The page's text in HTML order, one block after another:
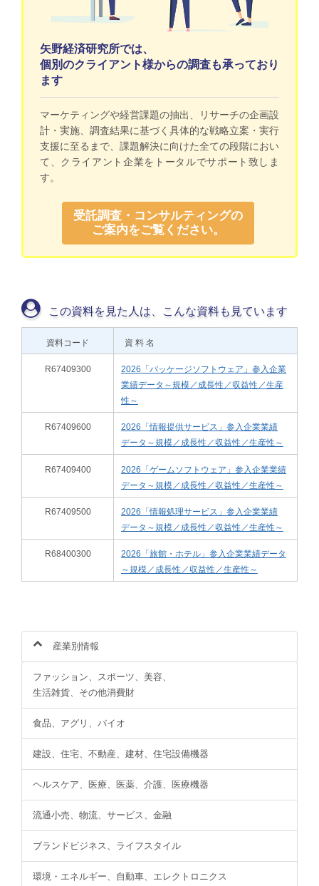
矢野経済研究所では、
個別のクライアント様からの調査も承っており
ます
マーケティングや経営課題の抽出、リサーチの企画設
計・実施、調査結果に基づく具体的な戦略立案・実行
支援に至るまで、課題解決に向けた全ての段階におい
て、クライアント企業をトータルでサポート致しま
す。
受託調査・コンサルティングの
ご案内をご覧ください。
この資料を見た人は、こんな資料も見ています
資料コード 資 料 名
R67409300
2026「パッケージソフトウェア」参入企業
業績データ～規模／成長性／収益性／生産
性～
R67409600
2026「情報提供サービス」参入企業業績
データ～規模／成長性／収益性／生産性～
R67409400
2026「ゲームソフトウェア」参入企業業績
データ～規模／成長性／収益性／生産性～
R67409500
2026「情報処理サービス」参入企業業績
データ～規模／成長性／収益性／生産性～
R68400300
2026「旅館・ホテル」参入企業業績データ
～規模／成長性／収益性／生産性～
産業別情報
ファッション、スポーツ、美容、
生活雑貨、その他消費財
食品、アグリ、バイオ
建設、住宅、不動産、建材、住宅設備機器
ヘルスケア、医療、医薬、介護、医療機器
流通小売、物流、サービス、金融
ブランドビジネス、ライフスタイル
環境・エネルギー、自動車、エレクトロニクス